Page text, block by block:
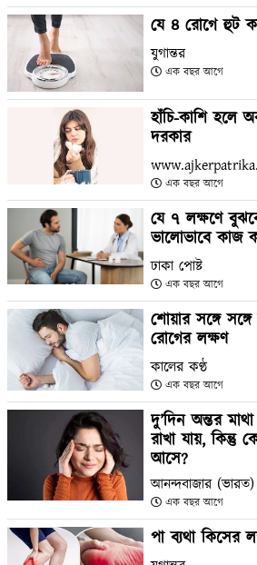
যে ৪ রোগে হুট
যুগান্তর
এক বছর আগে
হাঁচি-কাশি হলে
দরকার
এক বছর আগে
যে ৭ লক্ষণে
ভালোভাবে কাজ
ঢাকা পোষ্ট
এক বছর আগে
শোয়ার সঙ্গে
রোগের লক্ষণ
কালের কণ্ঠ
এক বছর আগে
দু’দিন অন্তর
রাখা যায়, কিন্তু
আসে?
আনন্দবাজার (ভারত)
এক বছর আগে
পা ব্যথা কিসের